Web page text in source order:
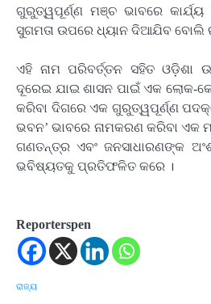
ଗୁରୁତ୍ୱପୂର୍ଣ୍ଣ ମଞ୍ଚ ଭାବରେ
ସୁଗମତା ଉପରେ ଧ୍ୟାନ ଦିଆଯିବ ବୋଲି
ଏହି ନାମ ପରିବର୍ତ୍ତନ ସହିତ ଓଡ଼ିଶା
ଦୂରେଇ ଯାଇ ଶାସନ ପାଇଁ ଏକ
କରିବା ଦିଗରେ ଏକ ଗୁରୁତ୍ୱପୂର୍ଣ୍ଣ
ଭବନ’ ଭାବରେ ନାମକରଣ କରିବା ଏକ
ଗଣତନ୍ତ୍ର ଏବଂ ଜନସାଧାରଣଙ୍କ
ଭବିଷ୍ୟତକୁ ପ୍ରତିଫଳିତ କରେ ।
Reporterspen
ରାଜ୍ୟ